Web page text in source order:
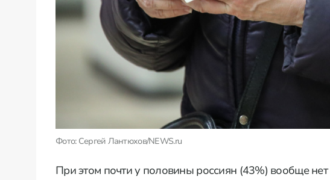
Фото: Сергей Лантюхов/NEWS.ru
При этом почти у половины россиян (43%) вообще нет